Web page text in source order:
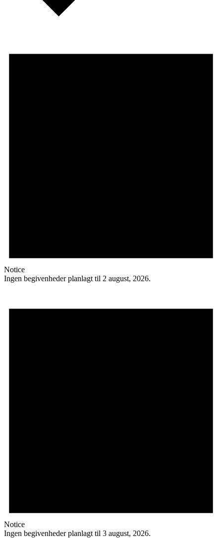
Notice
Ingen begivenheder planlagt til 2 august, 2026.
Notice
Ingen begivenheder planlagt til 3 august, 2026.